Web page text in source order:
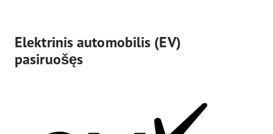
Elektrinis automobilis (EV)
pasiruošęs